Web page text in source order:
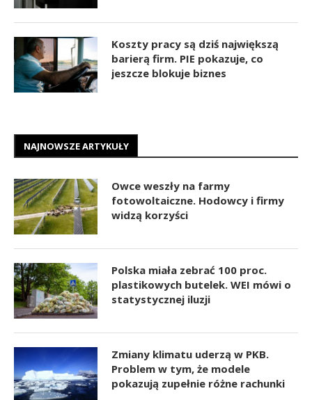
Koszty pracy są dziś największą
barierą firm. PIE pokazuje, co
jeszcze blokuje biznes
NAJNOWSZE ARTYKUŁY
Owce weszły na farmy
fotowoltaiczne. Hodowcy i firmy
widzą korzyści
Polska miała zebrać 100 proc.
plastikowych butelek. WEI mówi o
statystycznej iluzji
Zmiany klimatu uderzą w PKB.
Problem w tym, że modele
pokazują zupełnie różne rachunki